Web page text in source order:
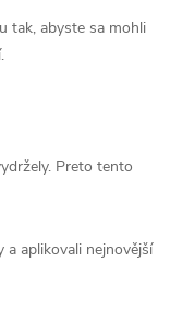
tak, abyste sa mohli
Preto tento
a aplikovali nejnovější